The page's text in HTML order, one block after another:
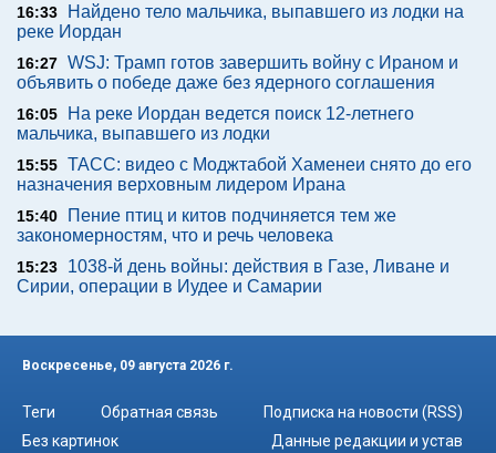
16:33
Найдено тело мальчика, выпавшего из лодки на
реке Иордан
16:27 WSJ: Трамп готов завершить войну с Ираном и
объявить о победе даже без ядерного соглашения
16:05
На реке Иордан ведется поиск 12-летнего
мальчика, выпавшего из лодки
15:55 ТАСС: видео с Моджтабой Хаменеи снято до его
назначения верховным лидером Ирана
15:40
Пение птиц и китов подчиняется тем же
закономерностям, что и речь человека
15:23
1038-й день войны: действия в Газе, Ливане и
Сирии, операции в Иудее и Самарии
Воскресенье, 09 августа 2026 г.
Теги Обратная связь
Подписка на новости (RSS)
Без картинок
Данные редакции и устав